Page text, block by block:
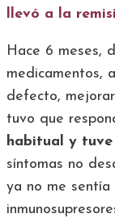
llevó a la
Hace 6 meses,
medicamentos,
defecto,
tuvo que
habitual y
síntomas no
ya no me